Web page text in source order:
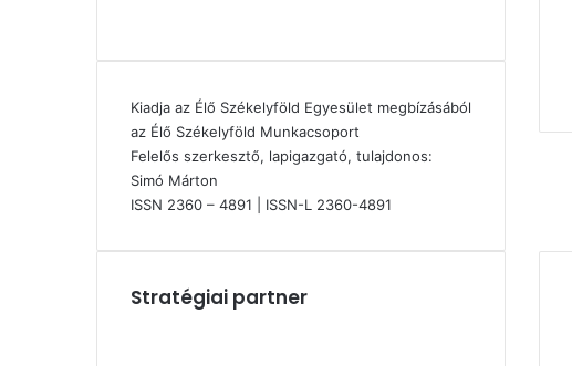
Kiadja az Élő Székelyföld Egyesület megbízásából
az Élő Székelyföld Munkacsoport
Felelős szerkesztő, lapigazgató, tulajdonos:
Simó Márton
ISSN 2360 – 4891 | ISSN-L 2360-4891
Stratégiai partner